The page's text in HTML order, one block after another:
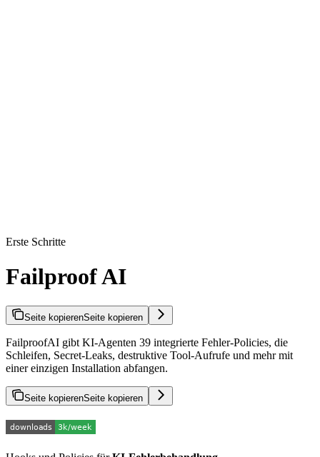
Erste Schritte
Failproof AI
Seite kopierenSeite kopieren
FailproofAI gibt KI-Agenten 39 integrierte Fehler-Policies, die
Schleifen, Secret-Leaks, destruktive Tool-Aufrufe und mehr mit
einer einzigen Installation abfangen.
Seite kopierenSeite kopieren